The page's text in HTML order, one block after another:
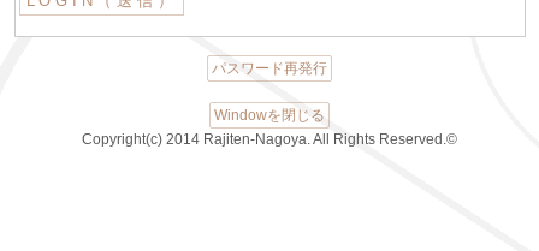
パスワード再発行
Windowを閉じる
Copyright(c) 2014 Rajiten-Nagoya. All Rights Reserved.©